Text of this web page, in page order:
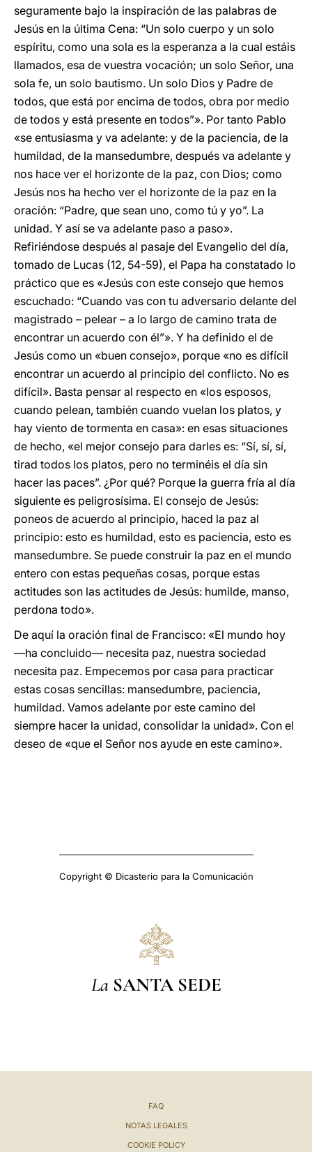
seguramente bajo la inspiración de las palabras de
Jesús en la última Cena: “Un solo cuerpo y un solo
espíritu, como una sola es la esperanza a la cual estáis
llamados, esa de vuestra vocación; un solo Señor, una
sola fe, un solo bautismo. Un solo Dios y Padre de
todos, que está por encima de todos, obra por medio
de todos y está presente en todos”». Por tanto Pablo
«se entusiasma y va adelante: y de la paciencia, de la
humildad, de la mansedumbre, después va adelante y
nos hace ver el horizonte de la paz, con Dios; como
Jesús nos ha hecho ver el horizonte de la paz en la
oración: “Padre, que sean uno, como tú y yo”. La
unidad. Y así se va adelante paso a paso».
Refiriéndose después al pasaje del Evangelio del día,
tomado de Lucas (12, 54-59), el Papa ha constatado lo
práctico que es «Jesús con este consejo que hemos
escuchado: “Cuando vas con tu adversario delante del
magistrado – pelear – a lo largo de camino trata de
encontrar un acuerdo con él”». Y ha definido el de
Jesús como un «buen consejo», porque «no es difícil
encontrar un acuerdo al principio del conflicto. No es
difícil». Basta pensar al respecto en «los esposos,
cuando pelean, también cuando vuelan los platos, y
hay viento de tormenta en casa»: en esas situaciones
de hecho, «el mejor consejo para darles es: “Sí, sí, sí,
tirad todos los platos, pero no terminéis el día sin
hacer las paces”. ¿Por qué? Porque la guerra fría al día
siguiente es peligrosísima. El consejo de Jesús:
poneos de acuerdo al principio, haced la paz al
principio: esto es humildad, esto es paciencia, esto es
mansedumbre. Se puede construir la paz en el mundo
entero con estas pequeñas cosas, porque estas
actitudes son las actitudes de Jesús: humilde, manso,
perdona todo».
De aquí la oración final de Francisco: «El mundo hoy
—ha concluido— necesita paz, nuestra sociedad
necesita paz. Empecemos por casa para practicar
estas cosas sencillas: mansedumbre, paciencia,
humildad. Vamos adelante por este camino del
siempre hacer la unidad, consolidar la unidad». Con el
deseo de «que el Señor nos ayude en este camino».
Copyright © Dicasterio para la Comunicación
La SANTA SEDE
FAQ
NOTAS LEGALES
COOKIE POLICY